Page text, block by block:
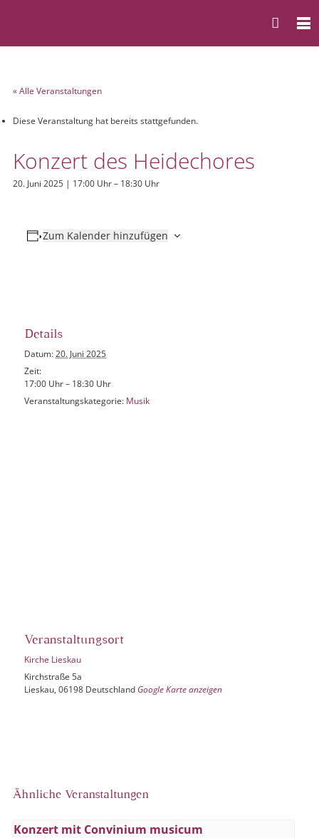
« Alle Veranstaltungen
Diese Veranstaltung hat bereits stattgefunden.
Konzert des Heidechores
20. Juni 2025 | 17:00 Uhr– 18:30 Uhr
Zum Kalender hinzufügen
Details
Datum: 20. Juni 2025
Zeit:
17:00 Uhr – 18:30 Uhr
Veranstaltungskategorie: Musik
Veranstaltungsort
Kirche Lieskau
Kirchstraße 5a
Lieskau, 06198 Deutschland Google Karte anzeigen
Ähnliche Veranstaltungen
Konzert mit Convinium musicum